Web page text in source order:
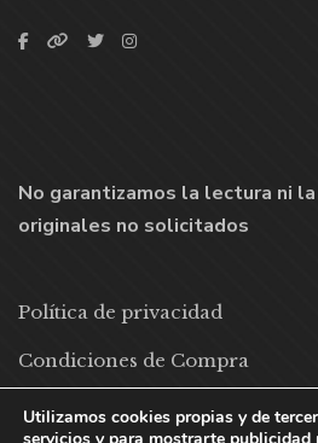
No garantizamos la lectura ni
originales no solicitados
Política de privacidad
Condiciones de Compra
Política de cookies
Utilizamos cookies propias y de